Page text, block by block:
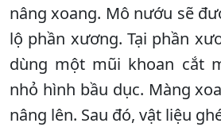
nâng xoang. Mô nướu sẽ
lộ phần xương. Tại phần
dùng một mũi khoan cắt
nhỏ hình bầu dục. Màng
nâng lên. Sau đó, vật liệu